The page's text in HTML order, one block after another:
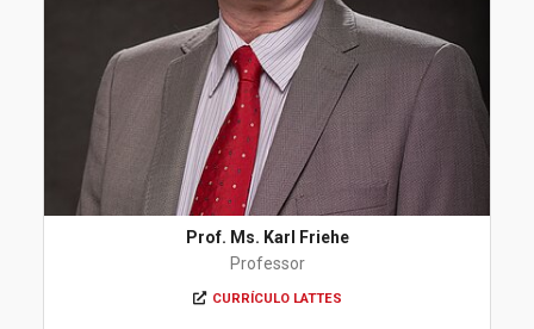
Prof. Ms. Karl Friehe
Professor
CURRÍCULO LATTES